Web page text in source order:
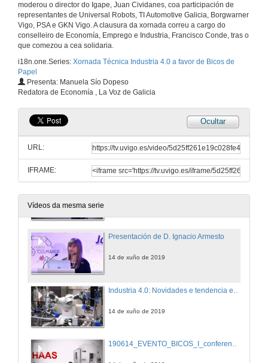
moderou o director do Igape, Juan Cividanes, coa participación de
representantes de Universal Robots, TI Automotive Galicia, Borgwarner
Vigo, PSA e GKN Vigo. A clausura da xornada correu a cargo do
conselleiro de Economía, Emprego e Industria, Francisco Conde, tras o
que comezou a cea solidaria.
i18n.one.Series: Xornada Técnica Industria 4.0 a favor de Bicos de
Papel
Presenta: Manuela Sío Dopeso
Redatora de Economía , La Voz de Galicia
Ocultar
URL:
IFRAME:
Vídeos da mesma serie
14 de xuño de 2019
14 de xuño de 2019
Benvida o evento solidario a favor de Bicos de papel
14 de xuño de 2019
Intervención de Carmela Silva
Presentación de D. Ignacio Armesto
14 de xuño de 2019
14 de xuño de 2019
190614_EVENTO_BICOS_I_conferenciajesustuche_con_cut6